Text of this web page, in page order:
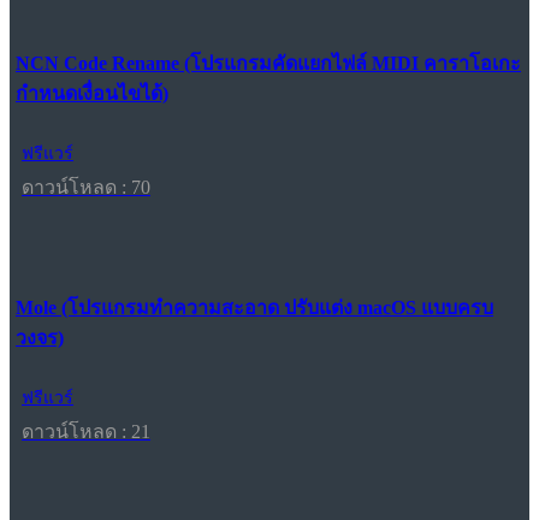
NCN Code Rename (โปรแกรมคัดแยกไฟล์ MIDI คาราโอเกะ
กำหนดเงื่อนไขได้)
ฟรีแวร์
ดาวน์โหลด : 70
Mole (โปรแกรมทำความสะอาด ปรับแต่ง macOS แบบครบ
วงจร)
ฟรีแวร์
ดาวน์โหลด : 21